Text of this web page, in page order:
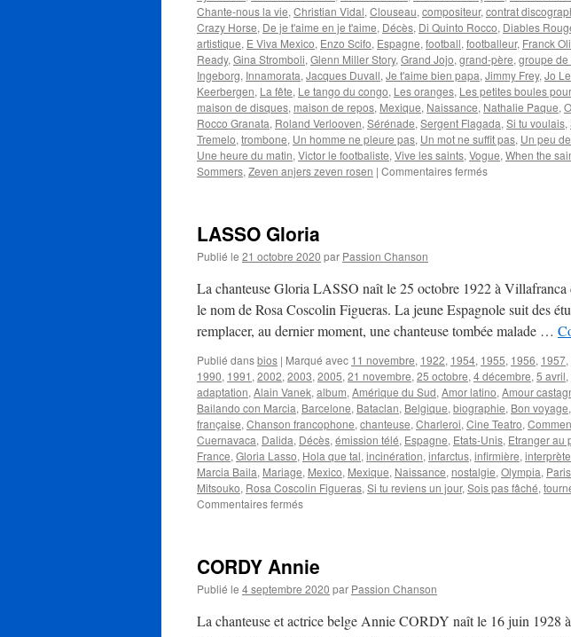
Chante-nous la vie, Christian Vidal, Clouseau, compositeur, contrat
Crazy Horse, De je t'aime en je t'aime, Décès, Di Quinto Rocco, Diables
artistique, E Viva Mexico, Enzo Scifo, Espagne, football, footballeur, Franck
Ready, Gina Stromboli, Glenn Miller Story, Grand Jojo, grand-père, groupe de
Ingeborg, Innamorata, Jacques Duvall, Je t'aime bien papa, Jimmy Frey, Jo
Keerbergen, La fête, Le tango du congo, Les oranges, Les petites boules
maison de disques, maison de repos, Mexique, Naissance, Nathalie Paque,
Rocco Granata, Roland Verlooven, Sérénade, Sergent Flagada, Si tu voulais,
Tremelo, trombone, Un homme ne pleure pas, Un mot ne suffit pas, Un peu
Une heure du matin, Victor le footbaliste, Vive les saints, Vogue, When the
Sommers, Zeven anjers zeven rosen | Commentaires ferméssur
LASSO Gloria
Publié le 21 octobre 2020 par Passion Chanson
La chanteuse Gloria LASSO naît le 25 octobre 1922 à Villafranca
le nom de Rosa Coscolin Figueras. La jeune Espagnole suit des
remplacer, au dernier moment, une chanteuse tombée malade …
Publié dansbios | Marqué avec 11 novembre, 1922, 1954, 1955, 1956, 1957,
1990, 1991 , 2002, 2003, 2005, 21 novembre, 25 octobre, 4 décembre, 5 avril,
adaptation, Alain Vanek, album, Amérique du Sud, Amor latino, Amour
Bailando con Marcia, Barcelone, Bataclan, Belgique, biographie, Bon voyage,
française, Chanson francophone, chanteuse, Charleroi, Cine Teatro,
Cuernavaca, Dalida, Décès, émission télé, Espagne, Etats-Unis, Etranger au
France, Gloria Lasso, Hola que tal, incinération, infarctus, infirmière, interprète
Marcia Baila, Mariage, Mexico, Mexique, Naissance, nostalgie, Olympia, Paris
Mitsouko, Rosa Coscolin Figueras, Si tu reviens un jour, Sois pas fâché,
Commentaires ferméssur
CORDY Annie
Publié le 4 septembre 2020 par Passion Chanson
La chanteuse et actrice belge Annie CORDY naît le 16 juin 1928